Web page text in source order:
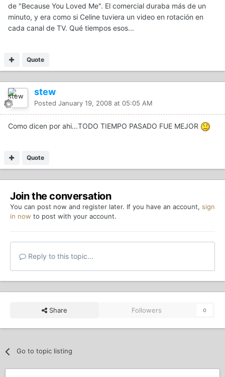
de "Because You Loved Me". El comercial duraba más de un
minuto, y era como si Celine tuviera un video en rotación en
cada canal de TV. Qué tiempos esos...
Quote
stew
Posted January 19, 2008 at 05:05 AM
Como dicen por ahi...TODO TIEMPO PASADO FUE MEJOR
Quote
Join the conversation
You can post now and register later. If you have an account, sign
in now to post with your account.
Reply to this topic...
Share Followers 0
Go to topic listing